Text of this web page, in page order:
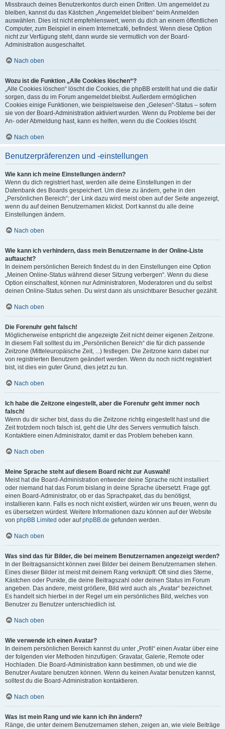
Missbrauch deines Benutzerkontos durch einen Dritten. Um angemeldet zu
bleiben, kannst du das Kästchen „Angemeldet bleiben“ beim Anmelden
auswählen. Dies ist nicht empfehlenswert, wenn du dich an einem öffentlichen
Computer, zum Beispiel in einem Internetcafé, befindest. Wenn diese Option
nicht zur Verfügung steht, dann wurde sie vermutlich von der Board-
Administration ausgeschaltet.
Nach oben
Wozu ist die Funktion „Alle Cookies löschen“?
„Alle Cookies löschen“ löscht die Cookies, die phpBB erstellt hat und die dafür
sorgen, dass du im Forum angemeldet bleibst. Außerdem ermöglichen
Cookies einige Funktionen, wie beispielsweise den „Gelesen“-Status – sofern
sie von der Board-Administration aktiviert wurden. Wenn du Probleme bei der
An- oder Abmeldung hast, kann es helfen, wenn du die Cookies löscht.
Nach oben
Benutzerpräferenzen und -einstellungen
Wie kann ich meine Einstellungen ändern?
Wenn du dich registriert hast, werden alle deine Einstellungen in der
Datenbank des Boards gespeichert. Um diese zu ändern, gehe in den
„Persönlichen Bereich“; der Link dazu wird meist oben auf der Seite angezeigt,
wenn du auf deinen Benutzernamen klickst. Dort kannst du alle deine
Einstellungen ändern.
Nach oben
Wie kann ich verhindern, dass mein Benutzername in der Online-Liste
auftaucht?
In deinem persönlichen Bereich findest du in den Einstellungen eine Option
„Meinen Online-Status während dieser Sitzung verbergen“. Wenn du diese
Option einschaltest, können nur Administratoren, Moderatoren und du selbst
deinen Online-Status sehen. Du wirst dann als unsichtbarer Besucher gezählt.
Nach oben
Die Forenuhr geht falsch!
Möglicherweise entspricht die angezeigte Zeit nicht deiner eigenen Zeitzone.
In diesem Fall solltest du im „Persönlichen Bereich“ die für dich passende
Zeitzone (Mitteleuropäische Zeit, ...) festlegen. Die Zeitzone kann dabei nur
von registrierten Benutzern geändert werden. Wenn du noch nicht registriert
bist, ist dies ein guter Grund, dies jetzt zu tun.
Nach oben
Ich habe die Zeitzone eingestellt, aber die Forenuhr geht immer noch
falsch!
Wenn du dir sicher bist, dass du die Zeitzone richtig eingestellt hast und die
Zeit trotzdem noch falsch ist, geht die Uhr des Servers vermutlich falsch.
Kontaktiere einen Administrator, damit er das Problem beheben kann.
Nach oben
Meine Sprache steht auf diesem Board nicht zur Auswahl!
Meist hat die Board-Administration entweder deine Sprache nicht installiert
oder niemand hat das Forum bislang in deine Sprache übersetzt. Frage ggf.
einen Board-Administrator, ob er das Sprachpaket, das du benötigst,
installieren kann. Falls es noch nicht existiert, würden wir uns freuen, wenn du
es übersetzen würdest. Weitere Informationen dazu können auf der Website
von phpBB Limited oder aufphpBB.de gefunden werden.
Nach oben
Was sind das für Bilder, die bei meinem Benutzernamen angezeigt werden?
In der Beitragsansicht können zwei Bilder bei deinem Benutzernamen stehen.
Eines dieser Bilder ist meist mit deinem Rang verknüpft: Oft sind dies Sterne,
Kästchen oder Punkte, die deine Beitragszahl oder deinen Status im Forum
angeben. Das andere, meist größere, Bild wird auch als „Avatar“ bezeichnet.
Es handelt sich hierbei in der Regel um ein persönliches Bild, welches von
Benutzer zu Benutzer unterschiedlich ist.
Nach oben
Wie verwende ich einen Avatar?
In deinem persönlichen Bereich kannst du unter „Profil“ einen Avatar über eine
der folgenden vier Methoden hinzufügen: Gravatar, Galerie, Remote oder
Hochladen. Die Board-Administration kann bestimmen, ob und wie die
Benutzer Avatare benutzen können. Wenn du keinen Avatar benutzen kannst,
solltest du die Board-Administration kontaktieren.
Nach oben
Was ist mein Rang und wie kann ich ihn ändern?
Ränge, die unter deinem Benutzernamen stehen, zeigen an, wie viele Beiträge